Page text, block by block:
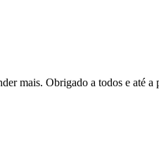
mais. Obrigado a todos e até